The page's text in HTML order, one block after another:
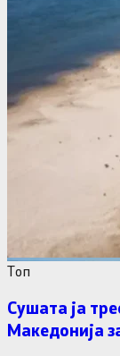
Tоп
Сушата ја
Македонија